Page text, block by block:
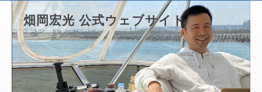
畑岡宏光 公式ウェブサイト